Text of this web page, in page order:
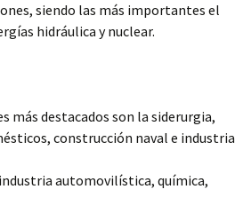
siendo las más importantes el
hidráulica y nuclear.
más destacados son la siderurgia,
construcción naval e industria
automovilística, química,